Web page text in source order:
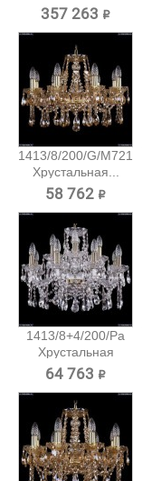
357 263 ₽
1413/8/200/G/M721
Хрустальная...
58 762 ₽
1413/8+4/200/Pa
Хрустальная
подвесная...
64 763 ₽